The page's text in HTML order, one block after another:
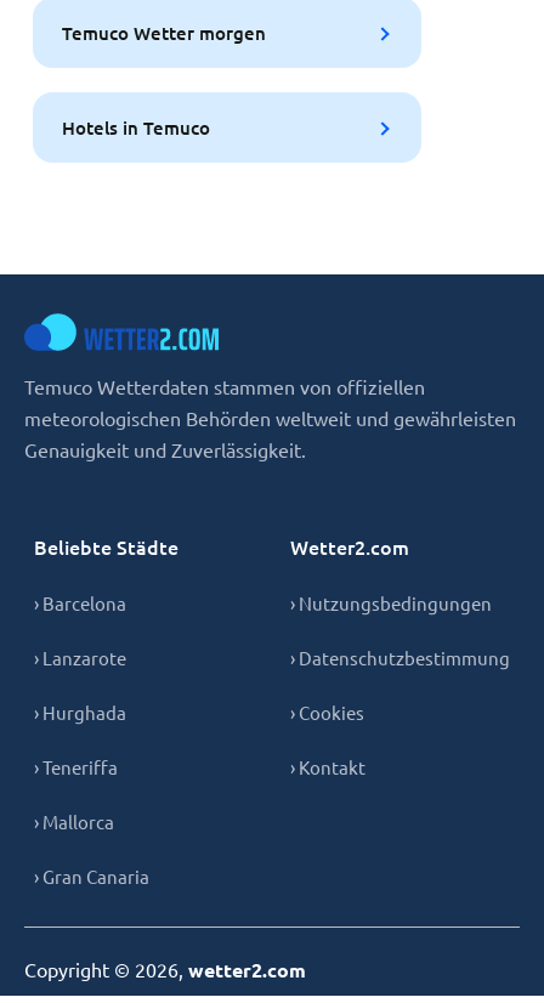
Temuco Wetter morgen
Hotels in Temuco
Temuco Wetterdaten stammen von offiziellen
meteorologischen Behörden weltweit und gewährleisten
Genauigkeit und Zuverlässigkeit.
Beliebte Städte
› Barcelona
› Lanzarote
› Hurghada
› Teneriffa
› Mallorca
› Gran Canaria
Wetter2.com
› Nutzungsbedingungen
› Datenschutzbestimmung
› Cookies
› Kontakt
Copyright © 2026, wetter2.com